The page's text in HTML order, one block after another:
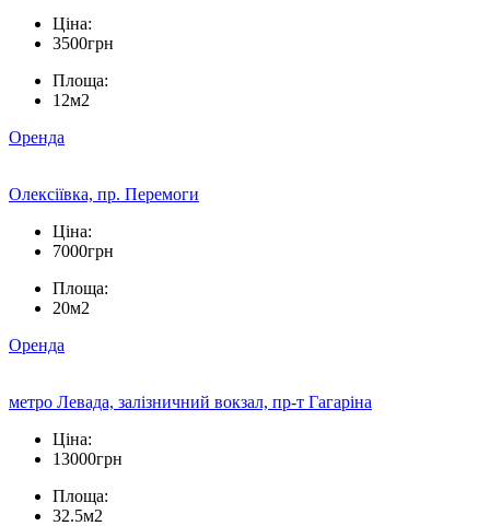
Ціна:
3500грн
Площа:
12м2
Оренда
Олексіївка, пр. Перемоги
Ціна:
7000грн
Площа:
20м2
Оренда
метро Левада, залізничний вокзал, пр-т Гагаріна
Ціна:
13000грн
Площа:
32.5м2